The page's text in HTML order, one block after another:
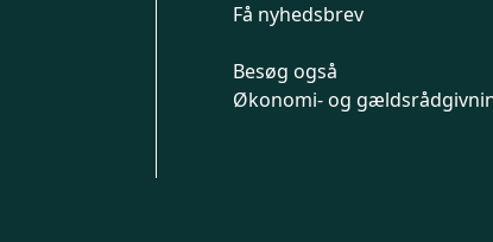
Få nyhedsbrev
Besøg også
Økonomi- og